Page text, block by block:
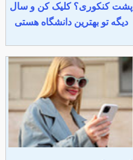
پشت کنکوری؟ کلیک کن و سال
دیگه تو بهترین دانشگاه هستی